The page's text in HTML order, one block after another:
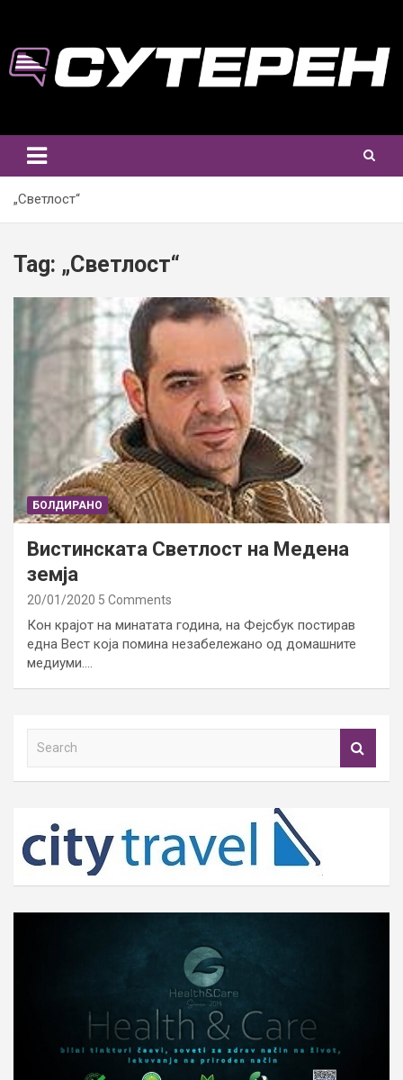
content
„Светлост“
Tag: „Светлост“
БОЛДИРАНО
Вистинската Светлост на Медена
земја
20/01/2020 5 Comments
Кон крајот на минатата година, на Фејсбук постирав
една Вест која помина незабележано од домашните
медиуми.…
h